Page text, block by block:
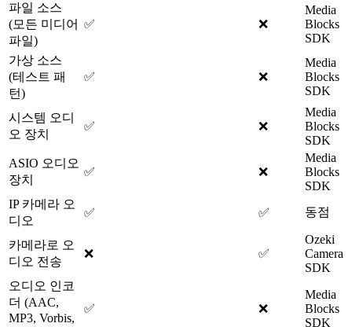
파일 소스
(모든 미디어
파일)
✅ ❌
Media
Blocks
SDK
가상 소스
(테스트 패
턴)
✅ ❌
Media
Blocks
SDK
시스템 오디
오 장치
✅ ❌
Media
Blocks
SDK
ASIO 오디오
장치
✅ ❌
Media
Blocks
SDK
IP 카메라 오
디오
✅ ✅ 동점
카메라로 오
디오 전송
❌ ✅
Ozeki
Camera
SDK
오디오 인코
더 (AAC,
MP3, Vorbis,
✅ ❌
Media
Blocks
SDK